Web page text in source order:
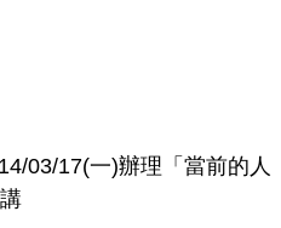
03/17(一)辦理「當前的人